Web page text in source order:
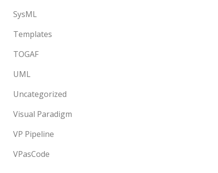
SysML
Templates
TOGAF
UML
Uncategorized
Visual Paradigm
VP Pipeline
VPasCode